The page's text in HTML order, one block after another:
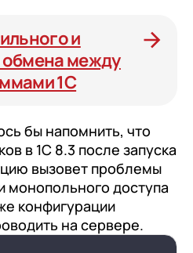
и
между
1С
бы напомнить, что
в 1С 8.3 после запуска
вызовет проблемы
монопольного доступа
конфигурации
на сервере.